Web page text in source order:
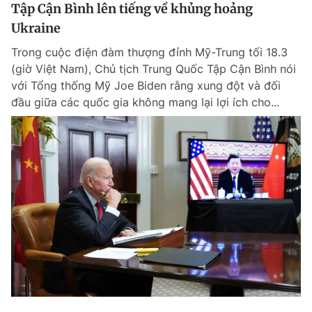
Tập Cận Bình lên tiếng về khủng hoảng
Ukraine
Trong cuộc điện đàm thượng đỉnh Mỹ-Trung tối 18.3
(giờ Việt Nam), Chủ tịch Trung Quốc Tập Cận Bình nói
với Tổng thống Mỹ Joe Biden rằng xung đột và đối
đầu giữa các quốc gia không mang lại lợi ích cho...